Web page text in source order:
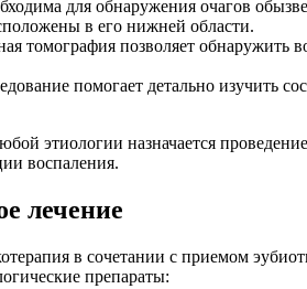
для обнаружения очагов
в его нижней области.
томография позволяет
помогает детально изучить
этиологии назначается
воспаления.
лечение
в сочетании с приемом
препараты: